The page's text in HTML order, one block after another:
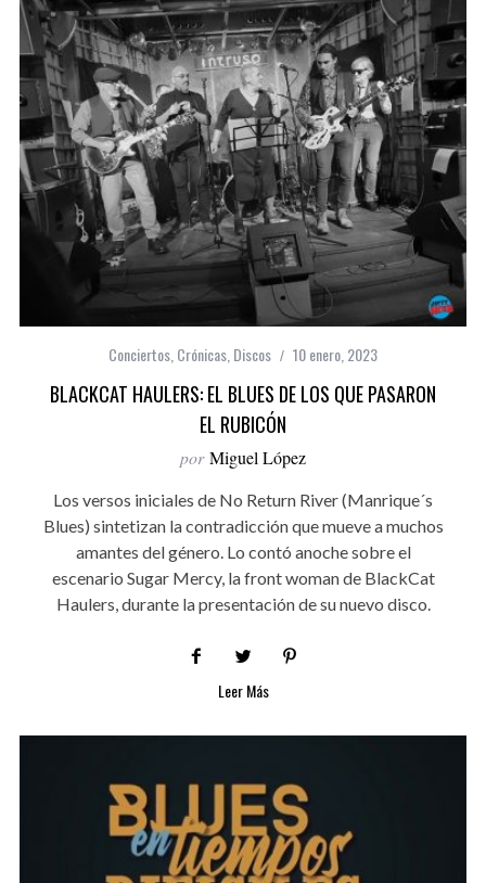
Conciertos Crónicas Discos 10 enero, 2023
BLACKCAT HAULERS: EL BLUES DE LOS QUE PASARON
EL RUBICÓN
por Miguel López
Los versos iniciales de No Return River (Manrique´s
Blues) sintetizan la contradicción que mueve a muchos
amantes del género. Lo contó anoche sobre el
escenario Sugar Mercy, la front woman de BlackCat
Haulers, durante la presentación de su nuevo disco.
Leer Más